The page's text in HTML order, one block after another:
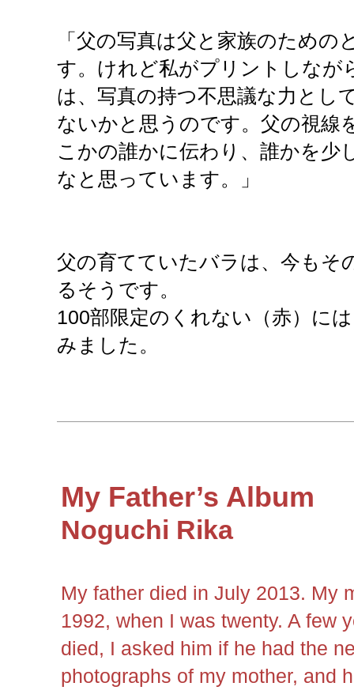
「父の写真は父と家族のための
す。けれど私がプリントしなが
は、写真の持つ不思議な力とし
ないかと思うのです。父の視線
こかの誰かに伝わり、誰かを少
なと思っています。」
父の育てていたバラは、今もそ
るそうです。
100部限定のくれない（赤）に
みました。
My Father’s Album
Noguchi Rika
My father died in July 2013. My
1992, when I was twenty. A few
died, I asked him if he had the
photographs of my mother, and